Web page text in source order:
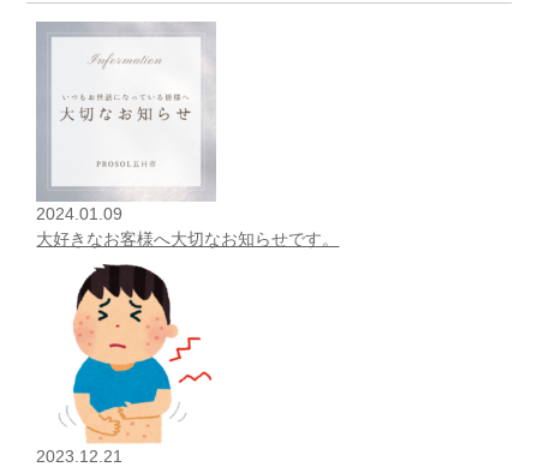
2024.01.09
大好きなお客様へ大切なお知らせです。
2023.12.21